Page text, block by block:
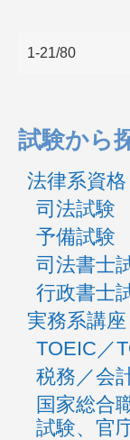
1-21/80
試験から
法律系資格
司法試験
予備試験
司法書士
行政書士
実務系講座
TOEIC／
税務／会
国家総合
試験、官